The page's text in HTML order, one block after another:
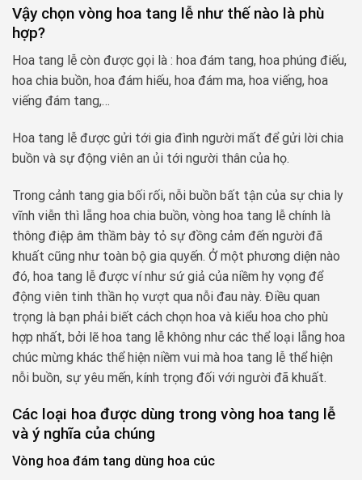
Vậy chọn vòng hoa tang lễ như thế nào là phù
hợp?
Hoa tang lễ còn được gọi là : hoa đám tang, hoa phúng điếu,
hoa chia buồn, hoa đám hiếu, hoa đám ma, hoa viếng, hoa
viếng đám tang,…
Hoa tang lễ được gửi tới gia đình người mất để gửi lời chia
buồn và sự động viên an ủi tới người thân của họ.
Trong cảnh tang gia bối rối, nỗi buồn bất tận của sự chia ly
vĩnh viễn thì lẵng hoa chia buồn, vòng hoa tang lễ chính là
thông điệp âm thầm bày tỏ sự đồng cảm đến người đã
khuất cũng như toàn bộ gia quyến. Ở một phương diện nào
đó, hoa tang lễ được ví như sứ giả của niềm hy vọng để
động viên tinh thần họ vượt qua nỗi đau này. Điều quan
trọng là bạn phải biết cách chọn hoa và kiểu hoa cho phù
hợp nhất, bởi lẽ hoa tang lễ không như các thể loại lẵng hoa
chúc mừng khác thể hiện niềm vui mà hoa tang lễ thể hiện
nỗi buồn, sự yêu mến, kính trọng đối với người đã khuất.
Các loại hoa được dùng trong vòng hoa tang lễ
và ý nghĩa của chúng
Vòng hoa đám tang dùng hoa cúc